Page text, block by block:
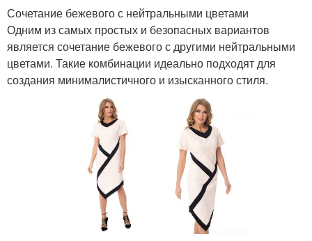
Сочетание бежевого с нейтральными цветами
Одним из самых простых и безопасных вариантов
является сочетание бежевого с другими нейтральными
цветами. Такие комбинации идеально подходят для
создания минималистичного и изысканного стиля.